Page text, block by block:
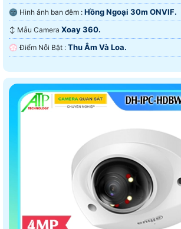
🌚 Hình ảnh ban đêm : Hồng Ngoại 30m ONVIF.
↕️ Mẫu Camera Xoay 360.
️💮 Điểm Nỗi Bật : Thu Âm Và Loa.